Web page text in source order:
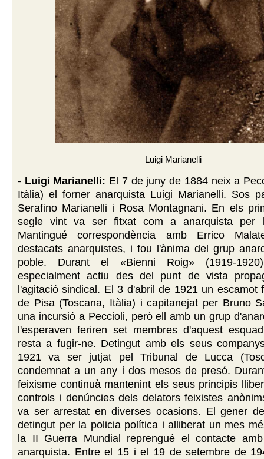
Luigi Marianelli
- Luigi Marianelli: El 7 de juny de 1884 neix a
Itàlia) el forner anarquista Luigi Marianelli. Sos
Serafino Marianelli i Rosa Montagnani. En els
segle vint va ser fitxat com a anarquista per
Mantingué correspondència amb Errico
destacats anarquistes, i fou l'ànima del grup
poble. Durant el «Bienni Roig» (1919-
especialment actiu des del punt de vista
l'agitació sindical. El 3 d'abril de 1921 un escamot
de Pisa (Toscana, Itàlia) i capitanejat per Bruno
una incursió a Peccioli, però ell amb un grup
l'esperaven feriren set membres d'aquest
resta a fugir-ne. Detingut amb els seus
1921 va ser jutjat pel Tribunal de Lucca
condemnat a un any i dos mesos de presó.
feixisme continuà mantenint els seus principis
controls i denúncies dels delators feixistes
va ser arrestat en diverses ocasions. El gener
detingut per la policia política i alliberat un mes
la II Guerra Mundial reprengué el contacte
anarquista. Entre el 15 i el 19 de setembre de